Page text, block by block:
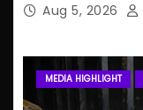
Aug 5, 2026
MEDIA HIGHLIGHT